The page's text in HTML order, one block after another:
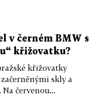
v černém BMW s
křižovatku?
křižovatky
skly a
červenou...